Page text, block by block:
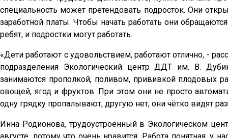
специальность может претендовать подросток. Они
заработной платы. Чтобы начать работать они
ребят, и подростки могут работать.
«Дети работают с удовольствием, работают отлично, -
подразделения Экологический центр ДДТ им. В.
занимаются прополкой, поливом, прививкой плодовых
овощей, ягод и фруктов. При этом они не просто
одну грядку пропалывают, другую нет, они чётко видят
Инна Родионова, трудоустроенный в Экологическом